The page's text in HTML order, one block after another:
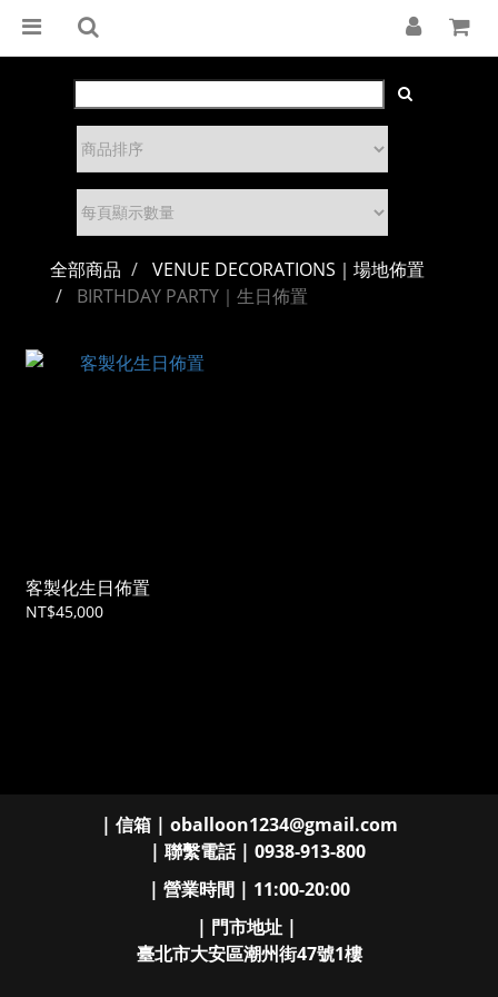
全部商品
VENUE DECORATIONS｜場地佈置
BIRTHDAY PARTY｜生日佈置
客製化生日佈置
NT$45,000
| 信箱 | oballoon1234@gmail.com
| 聯繫電話 | 0938-913-800
| 營業時間 | 11:00-20:00
| 門市地址 |
臺北市大安區潮州街47號1樓